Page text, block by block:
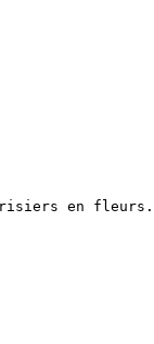
en fleurs.